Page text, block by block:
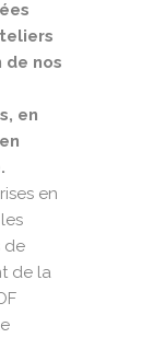
de nos
en
en
de
de la